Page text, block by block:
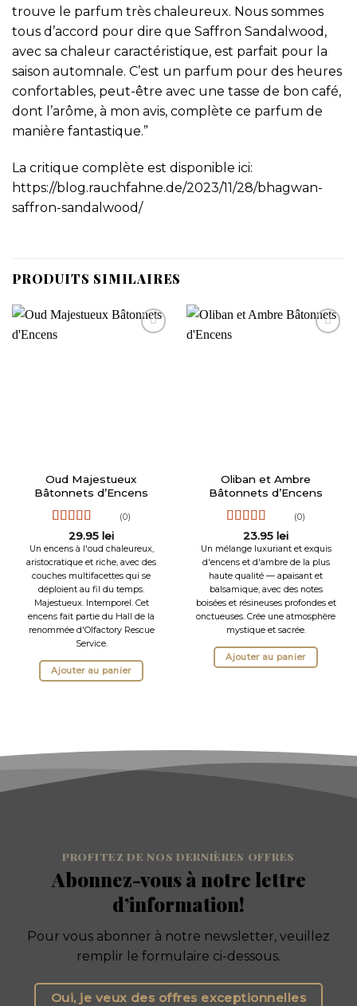
trouve le parfum très chaleureux. Nous sommes
tous d’accord pour dire que Saffron Sandalwood,
avec sa chaleur caractéristique, est parfait pour la
saison automnale. C’est un parfum pour des heures
confortables, peut-être avec une tasse de bon café,
dont l’arôme, à mon avis, complète ce parfum de
manière fantastique.”
La critique complète est disponible ici:
https://blog.rauchfahne.de/2023/11/28/bhagwan-
saffron-sandalwood/
PRODUITS SIMILAIRES
Oud Majestueux
Bâtonnets d’Encens
Note5sur 5
(0)
29.95 lei
Un encens à l'oud chaleureux,
aristocratique et riche, avec des
couches multifacettes qui se
déploient au fil du temps.
Majestueux. Intemporel. Cet
encens fait partie du Hall de la
renommée d'Olfactory Rescue
Service.
Ajouter au panier
Oliban et Ambre
Bâtonnets d’Encens
Note5sur 5
(0)
23.95 lei
Un mélange luxuriant et exquis
d'encens et d'ambre de la plus
haute qualité — apaisant et
balsamique, avec des notes
boisées et résineuses profondes et
onctueuses. Crée une atmosphère
mystique et sacrée.
Ajouter au panier
PROFITEZ DE NOS DERNIÈRES OFFRES
Abonnez-vous à notre lettre
d’information!
Pour vous abonner à notre newsletter, veuillez
remplir le formulaire ci-dessous.
Oui, je veux des offres exceptionnelles